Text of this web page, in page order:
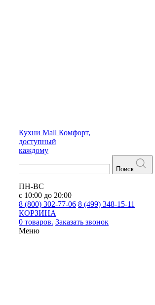
Кухни Mall Комфорт,
доступный
каждому
Поиск
ПН-ВС
с 10:00 до 20:00
8 (800) 302-77-06 8 (499) 348-15-11
КОРЗИНА
0 товаров. Заказать звонок
Меню